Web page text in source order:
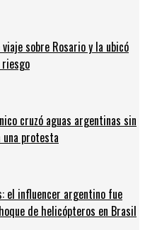
sobre Rosario y la ubicó
cruzó aguas argentinas sin
una protesta
el influencer argentino fue
de helicópteros en Brasil